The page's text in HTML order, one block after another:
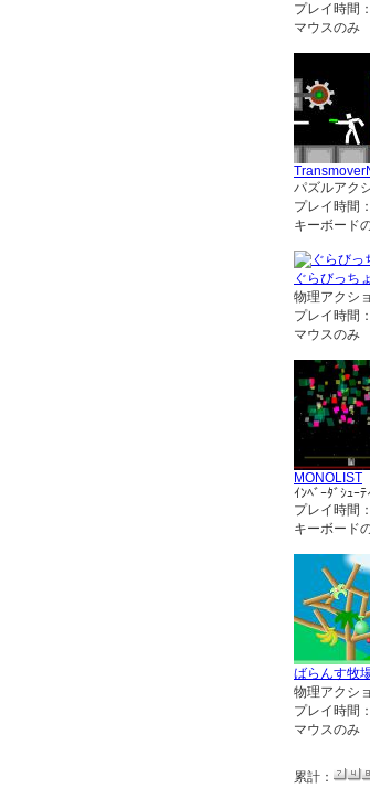
プレイ時間
マウスのみ
パズルアク
プレイ時間
キーボード
ぐらびっち
物理アクシ
プレイ時間
マウスのみ
MONOLIST
ｲﾝﾍﾞｰﾀﾞｼｭｰﾃ
プレイ時間
キーボード
ばらんす牧
物理アクシ
プレイ時間
マウスのみ
累計：